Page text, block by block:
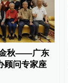
金秋——广东
顾问专家座